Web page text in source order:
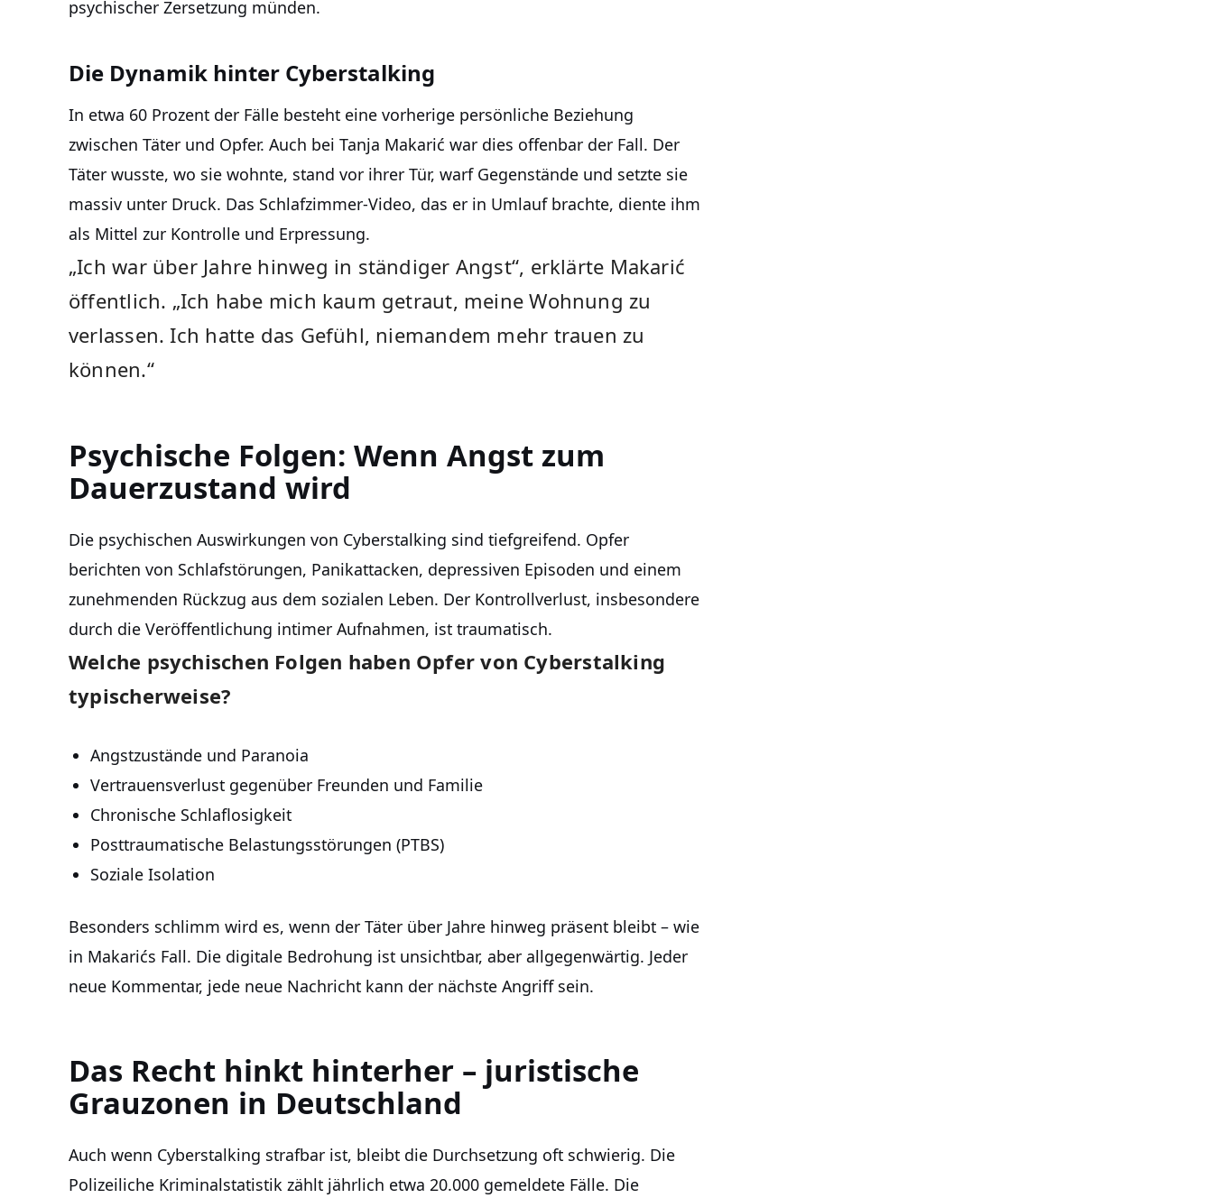
psychischer Zersetzung münden.
Die Dynamik hinter Cyberstalking
In etwa 60 Prozent der Fälle besteht eine vorherige persönliche Beziehung
zwischen Täter und Opfer. Auch bei Tanja Makarić war dies offenbar der Fall. Der
Täter wusste, wo sie wohnte, stand vor ihrer Tür, warf Gegenstände und setzte sie
massiv unter Druck. Das Schlafzimmer-Video, das er in Umlauf brachte, diente ihm
als Mittel zur Kontrolle und Erpressung.
„Ich war über Jahre hinweg in ständiger Angst“, erklärte Makarić
öffentlich. „Ich habe mich kaum getraut, meine Wohnung zu
verlassen. Ich hatte das Gefühl, niemandem mehr trauen zu
können.“
Psychische Folgen: Wenn Angst zum
Dauerzustand wird
Die psychischen Auswirkungen von Cyberstalking sind tiefgreifend. Opfer
berichten von Schlafstörungen, Panikattacken, depressiven Episoden und einem
zunehmenden Rückzug aus dem sozialen Leben. Der Kontrollverlust, insbesondere
durch die Veröffentlichung intimer Aufnahmen, ist traumatisch.
Welche psychischen Folgen haben Opfer von Cyberstalking
typischerweise?
Angstzustände und Paranoia
Vertrauensverlust gegenüber Freunden und Familie
Chronische Schlaflosigkeit
Posttraumatische Belastungsstörungen (PTBS)
Soziale Isolation
Besonders schlimm wird es, wenn der Täter über Jahre hinweg präsent bleibt – wie
in Makarićs Fall. Die digitale Bedrohung ist unsichtbar, aber allgegenwärtig. Jeder
neue Kommentar, jede neue Nachricht kann der nächste Angriff sein.
Das Recht hinkt hinterher – juristische
Grauzonen in Deutschland
Auch wenn Cyberstalking strafbar ist, bleibt die Durchsetzung oft schwierig. Die
Polizeiliche Kriminalstatistik zählt jährlich etwa 20.000 gemeldete Fälle. Die